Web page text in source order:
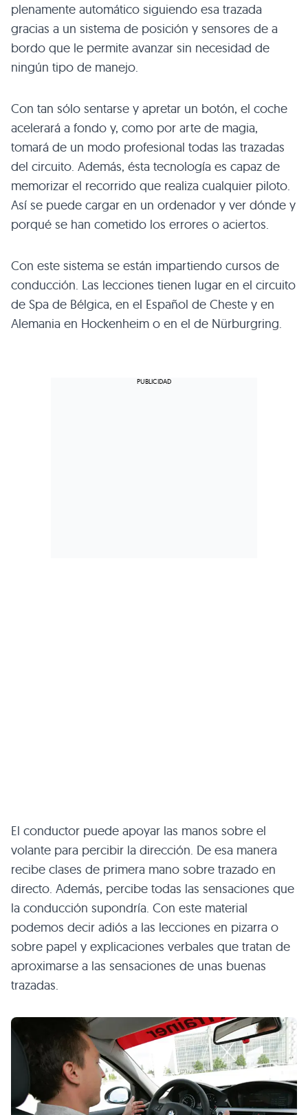
plenamente automático siguiendo esa trazada
gracias a un sistema de posición y sensores de a
bordo que le permite avanzar sin necesidad de
ningún tipo de manejo.
Con tan sólo sentarse y apretar un botón, el coche
acelerará a fondo y, como por arte de magia,
tomará de un modo profesional todas las trazadas
del circuito. Además, ésta tecnología es capaz de
memorizar el recorrido que realiza cualquier piloto.
Así se puede cargar en un ordenador y ver dónde y
porqué se han cometido los errores o aciertos.
Con este sistema se están impartiendo cursos de
conducción. Las lecciones tienen lugar en el circuito
de Spa de Bélgica, en el Español de Cheste y en
Alemania en Hockenheim o en el de Nürburgring.
El conductor puede apoyar las manos sobre el
volante para percibir la dirección. De esa manera
recibe clases de primera mano sobre trazado en
directo. Además, percibe todas las sensaciones que
la conducción supondría. Con este material
podemos decir adiós a las lecciones en pizarra o
sobre papel y explicaciones verbales que tratan de
aproximarse a las sensaciones de unas buenas
trazadas.